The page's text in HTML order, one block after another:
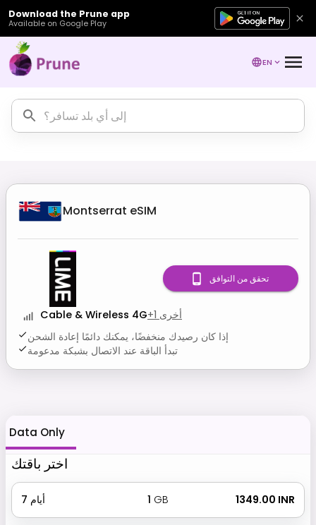
Download the Prune app
Available on Google Play
EN
Montserrat eSIM
Cable & Wireless 4G+1 أخرى
إذا كان رصيدك منخفضًا، يمكنك دائمًا إعادة الشحن
تبدأ الباقة عند الاتصال بشبكة مدعومة
تحقق من التوافق
Data Only
اختر باقتك
7 أيام 1 GB ₹ 1349.00 INR